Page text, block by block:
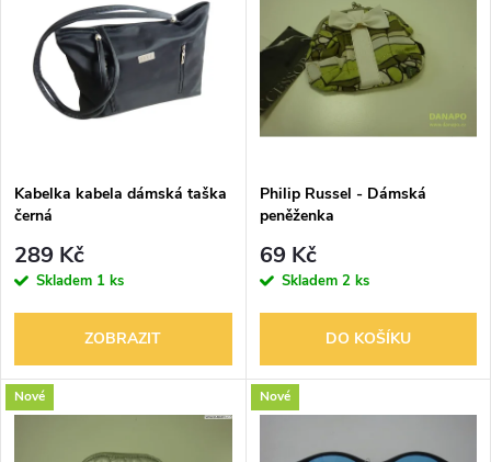
e
n
p
r
o
d
u
Nejprodávanější
Abecedně
p
s
p
r
d
Kabelka kabela dámská taška
černá
289 Kč
Skladem 1 ks
ZOBRAZIT
Philip Russel - Dámská
peněženka
69 Kč
Skladem 2 ks
DO KOŠÍKU
Nové Nové